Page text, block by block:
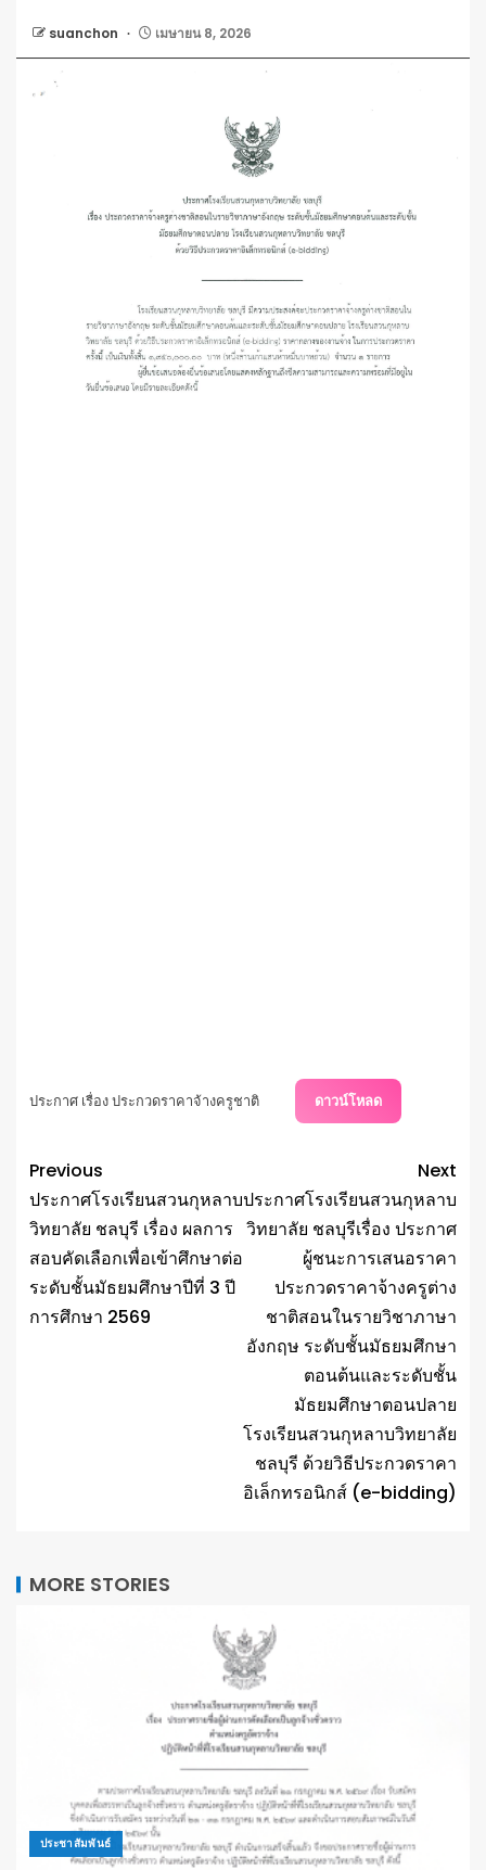
suanchon เมษายน 8, 2026
ประกาศ เรื่อง ประกวดราคาจ้างครูชาติ ดาวน์โหลด
Previous
ประกาศโรงเรียนสวนกุหลาบ
วิทยาลัย ชลบุรี เรื่อง ผลการ
สอบคัดเลือกเพื่อเข้าศึกษาต่อ
ระดับชั้นมัธยมศึกษาปีที่ 3 ปี
การศึกษา 2569
Next
ประกาศโรงเรียนสวนกุหลาบ
วิทยาลัย ชลบุรีเรื่อง ประกาศ
ผู้ชนะการเสนอราคา
ประกวดราคาจ้างครูต่าง
ชาติสอนในรายวิชาภาษา
อังกฤษ ระดับชั้นมัธยมศึกษา
ตอนต้นและระดับชั้น
มัธยมศึกษาตอนปลาย
โรงเรียนสวนกุหลาบวิทยาลัย
ชลบุรี ด้วยวิธีประกวดราคา
อิเล็กทรอนิกส์ (e-bidding)
MORE STORIES
ประชาสัมพันธ์